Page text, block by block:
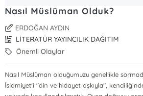
Nasıl Müslüman Olduk?
ERDOĞAN AYDIN
LİTERATÜR YAYINCILIK DAĞITIM
Önemli Olaylar
Nasıl Müslüman olduğumuzu genellikle
İslamiyet'i "din ve hidayet aşkıyla",